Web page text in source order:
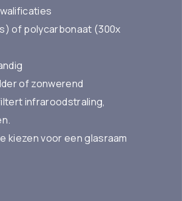
of polycarbonaat (300x
of zonwerend
infraroodstraling,
kiezen voor een glasraam